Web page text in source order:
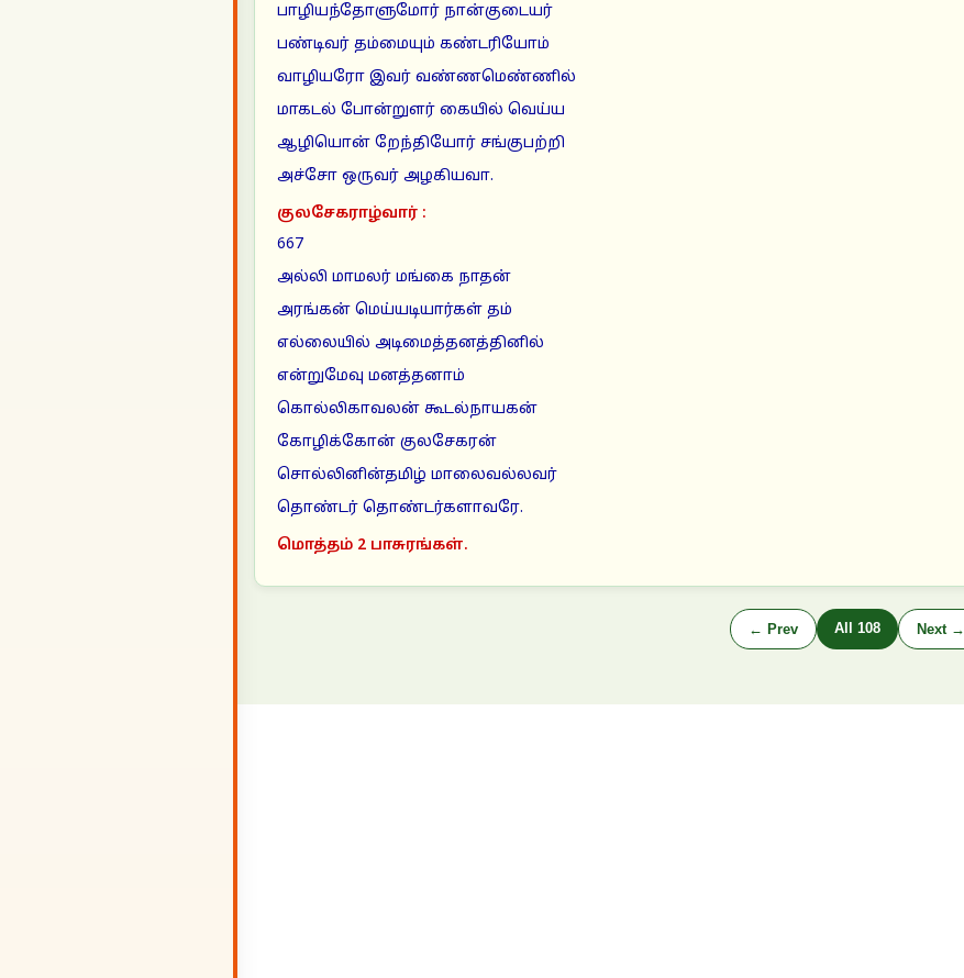
பாழியந்தோளுமோர் நான்குடையர்
பண்டிவர் தம்மையும் கண்டரியோம்
வாழியரோ இவர் வண்ணமெண்ணில்
மாகடல் போன்றுளர் கையில் வெய்ய
ஆழியொன் றேந்தியோர் சங்குபற்றி
அச்சோ ஒருவர் அழகியவா.
குலசேகராழ்வார் :
667
அல்லி மாமலர் மங்கை நாதன்
அரங்கன் மெய்யடியார்கள் தம்
எல்லையில் அடிமைத்தனத்தினில்
என்றுமேவு மனத்தனாம்
கொல்லிகாவலன் கூடல்நாயகன்
கோழிக்கோன் குலசேகரன்
சொல்லினின்தமிழ் மாலைவல்லவர்
தொண்டர் தொண்டர்களாவரே.
மொத்தம் 2 பாசுரங்கள்.
← Prev All 108 Next →